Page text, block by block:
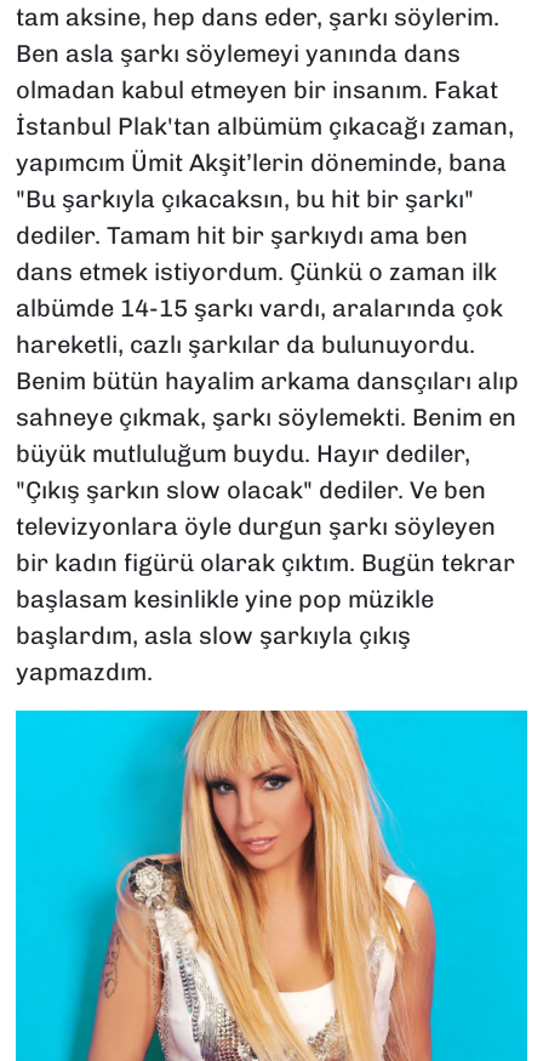
tam aksine, hep dans eder, şarkı söylerim.
Ben asla şarkı söylemeyi yanında dans
olmadan kabul etmeyen bir insanım. Fakat
İstanbul Plak'tan albümüm çıkacağı zaman,
yapımcım Ümit Akşit’lerin döneminde, bana
"Bu şarkıyla çıkacaksın, bu hit bir şarkı"
dediler. Tamam hit bir şarkıydı ama ben
dans etmek istiyordum. Çünkü o zaman ilk
albümde 14-15 şarkı vardı, aralarında çok
hareketli, cazlı şarkılar da bulunuyordu.
Benim bütün hayalim arkama dansçıları alıp
sahneye çıkmak, şarkı söylemekti. Benim en
büyük mutluluğum buydu. Hayır dediler,
"Çıkış şarkın slow olacak" dediler. Ve ben
televizyonlara öyle durgun şarkı söyleyen
bir kadın figürü olarak çıktım. Bugün tekrar
başlasam kesinlikle yine pop müzikle
başlardım, asla slow şarkıyla çıkış
yapmazdım.